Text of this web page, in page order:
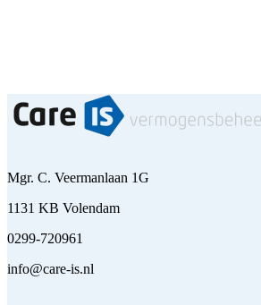
Mgr. C. Veermanlaan 1G
1131 KB Volendam
0299-720961
info@care-is.nl